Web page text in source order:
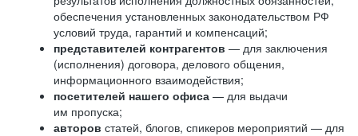
обеспечения установленных законодательством РФ
условий труда, гарантий и компенсаций;
представителей контрагентов — для заключения
(исполнения) договора, делового общения,
информационного взаимодействия;
посетителей нашего офиса — для выдачи
им пропуска;
авторов статей, блогов, спикеров мероприятий — для